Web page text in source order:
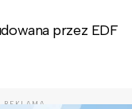
przez EDF
REKLAMA